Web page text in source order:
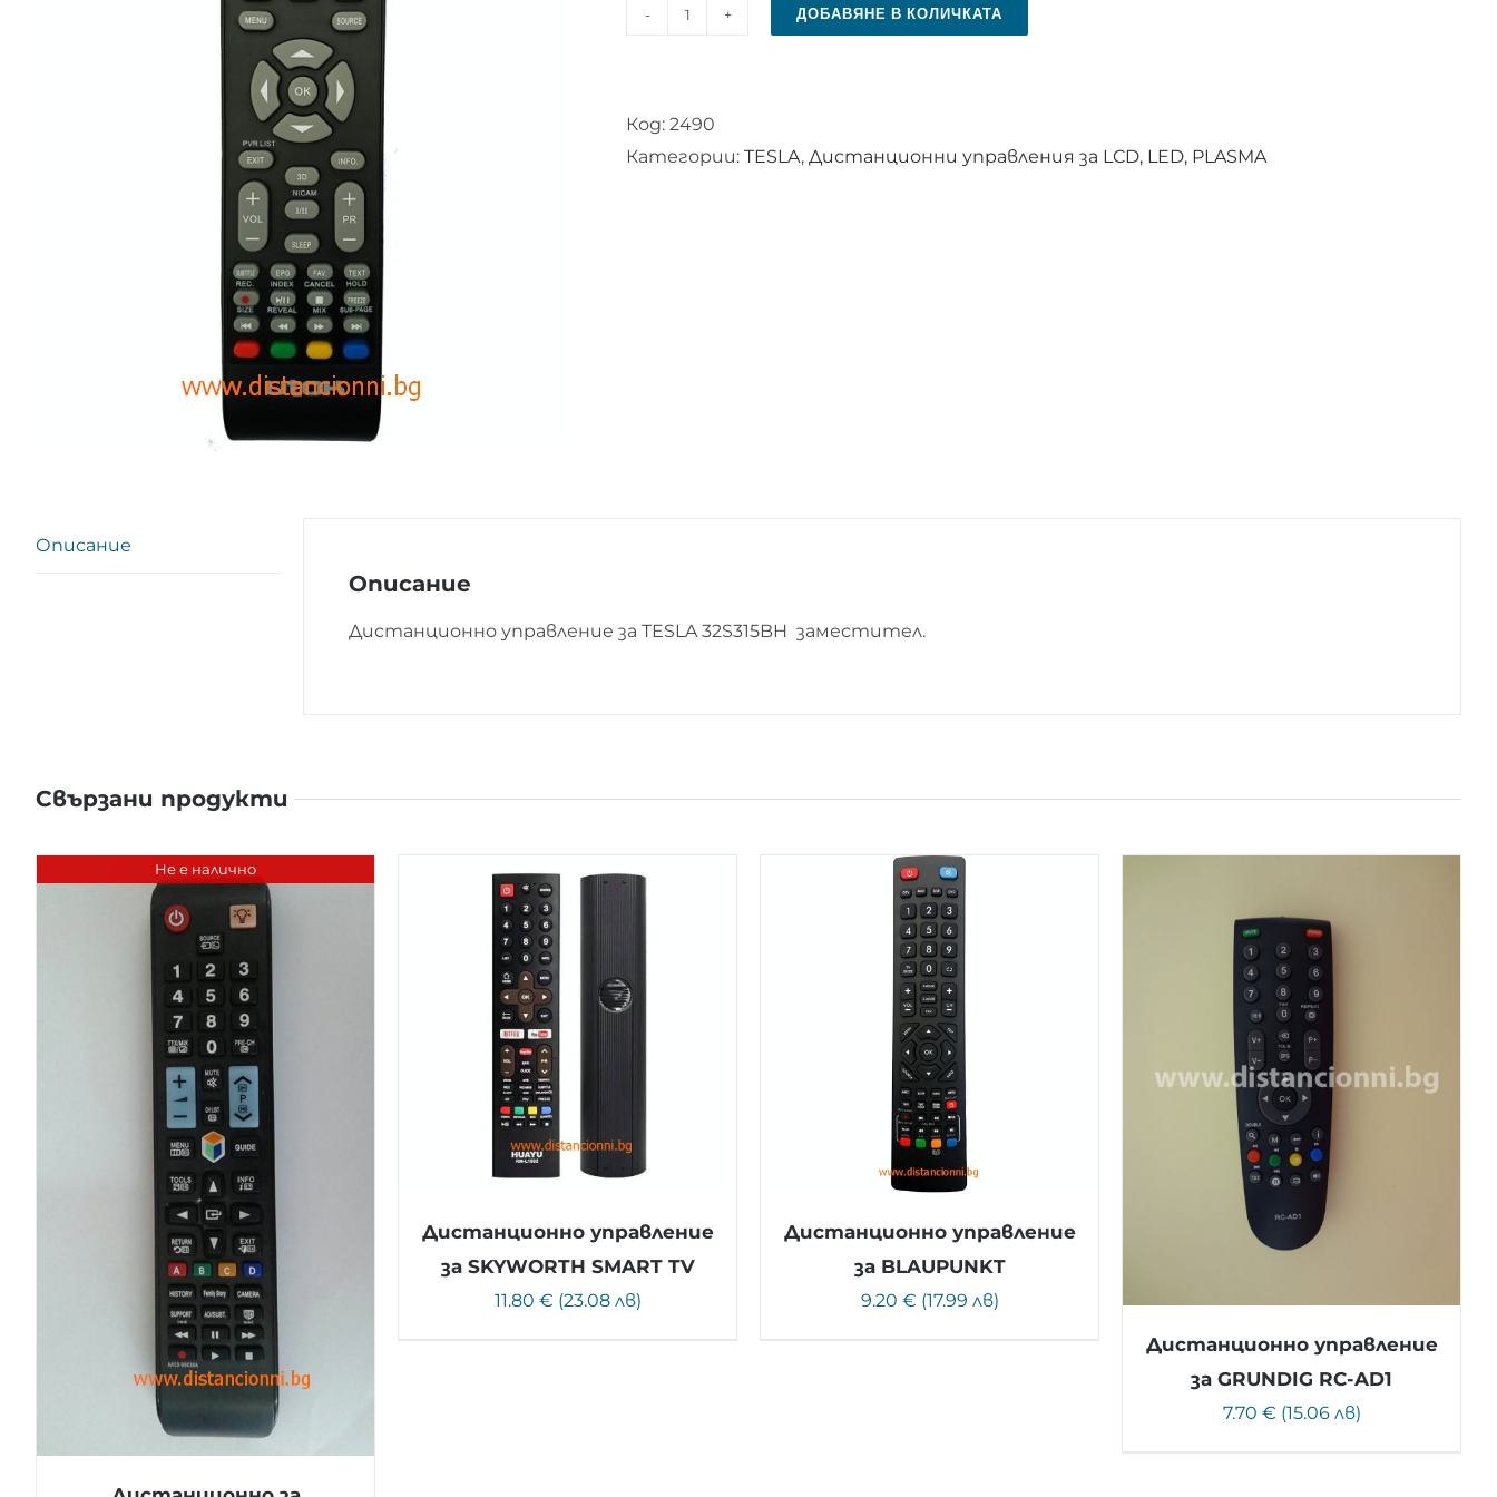
количество
управление
за
ДОБАВЯНЕ В КОЛИЧКАТА
Код: 2490
Категории: TESLA, Дистанционни управления за LCD, LED, PLASMA
Описание
Описание
Дистанционно управление за TESLA 32S315BH заместител.
Свързани продукти
Не е налично
Дистанционно управление
за SKYWORTH SMART TV
11.80 € (23.08 лв)
Дистанционно управление
за BLAUPUNKT
9.20 € (17.99 лв)
Дистанционно управление
за GRUNDIG RC-AD1
7.70 € (15.06 лв)